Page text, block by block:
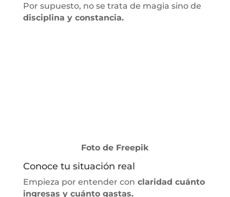
Por supuesto, no se trata de magia sino de
disciplina y constancia.
Foto de Freepik
Conoce tu situación real
Empieza por entender con claridad cuánto
ingresas y cuánto gastas.